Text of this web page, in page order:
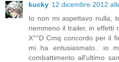
kucky 12 dicembre 2012
Io non mi aspettavo nulla,
nemmeno il trailer, in effetti
X°°D Cmq concordo per il
mi ha entusiasmato.. io
combattimento all'ultimo